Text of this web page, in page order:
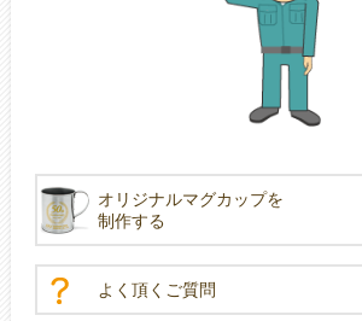
オリジナルマグカップを
制作する
よく頂くご質問